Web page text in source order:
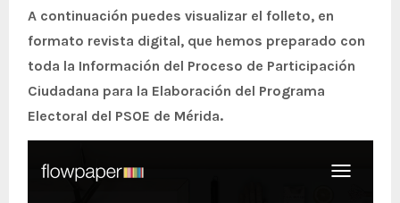
A continuación puedes visualizar el folleto, en
formato revista digital, que hemos preparado con
toda la Información del Proceso de Participación
Ciudadana para la Elaboración del Programa
Electoral del PSOE de Mérida.